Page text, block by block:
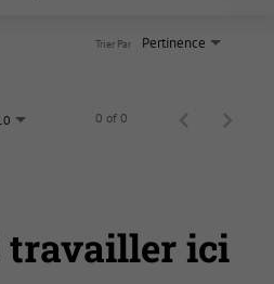
Pertinence
Trier Par
0 of 0
travailler ici